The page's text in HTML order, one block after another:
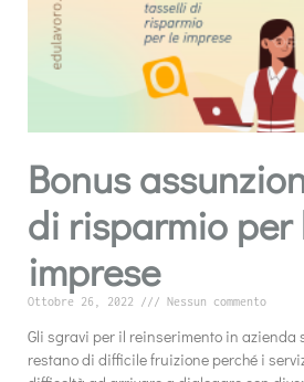
Bonus
di risparmio per
imprese
Ottobre 26, 2022 Nessun commento
Gli sgravi per il reinserimento in azienda
restano di difficile fruizione perché i